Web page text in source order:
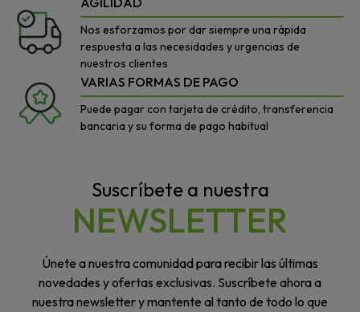
Nos esforzamos por dar siempre una rápida
respuesta a las necesidades y urgencias de
nuestros clientes
VARIAS FORMAS DE PAGO
Puede pagar con tarjeta de crédito, transferencia
bancaria y su forma de pago habitual
Suscríbete a nuestra
NEWSLETTER
Únete a nuestra comunidad para recibir las últimas
novedades y ofertas exclusivas. Suscríbete ahora a
nuestra newsletter y mantente al tanto de todo lo que